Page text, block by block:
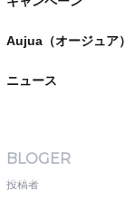
Aujua（オージュア）
ニュース
BLOGER
投稿者